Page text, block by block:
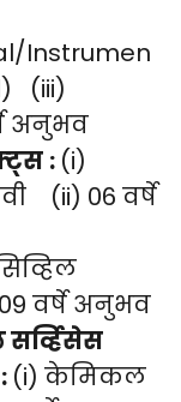
Instrumen
(iii)
अनुभव
: (i)
(ii) 06 वर्षे
वर्षे अनुभव
: (i) केमिकल